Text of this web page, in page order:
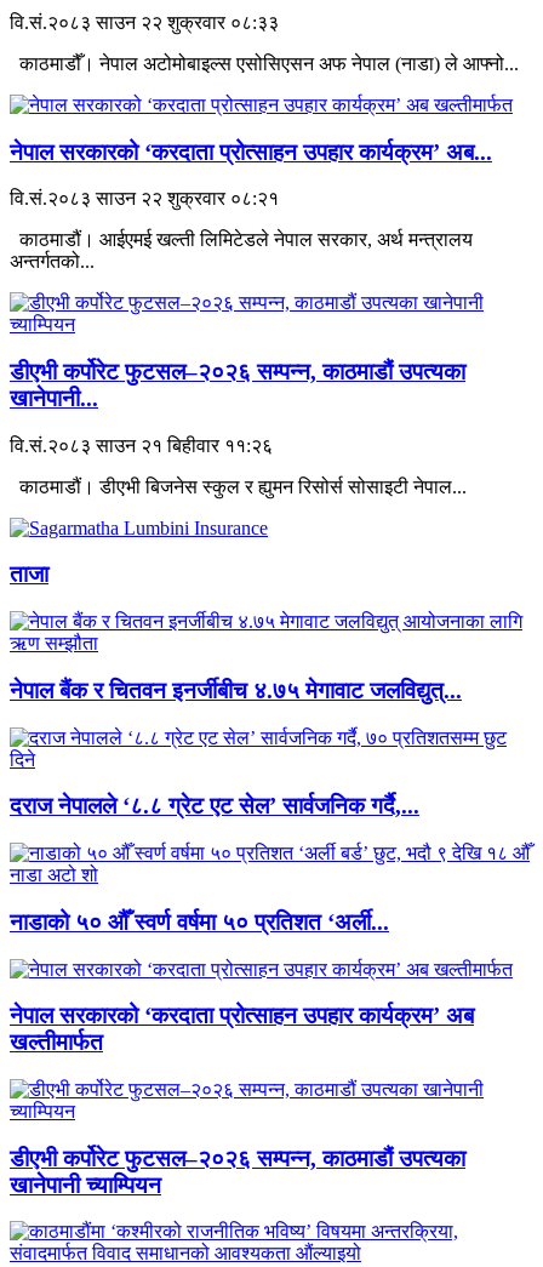
वि.सं.२०८३ साउन २२ शुक्रवार ०८:३३
काठमाडौँ। नेपाल अटोमोबाइल्स एसोसिएसन अफ नेपाल (नाडा) ले आफ्नो...
नेपाल सरकारको ‘करदाता प्रोत्साहन उपहार कार्यक्रम’ अब...
वि.सं.२०८३ साउन २२ शुक्रवार ०८:२१
काठमाडौं। आईएमई खल्ती लिमिटेडले नेपाल सरकार, अर्थ मन्त्रालय
अन्तर्गतको...
डीएभी कर्पोरेट फुटसल–२०२६ सम्पन्न, काठमाडौं उपत्यका
खानेपानी...
वि.सं.२०८३ साउन २१ बिहीवार ११:२६
काठमाडौं। डीएभी बिजनेस स्कुल र ह्युमन रिसोर्स सोसाइटी नेपाल...
ताजा
नेपाल बैंक र चितवन इनर्जीबीच ४.७५ मेगावाट जलविद्युत्...
दराज नेपालले ‘८.८ ग्रेट एट सेल’ सार्वजनिक गर्दै,...
नाडाको ५० औँ स्वर्ण वर्षमा ५० प्रतिशत ‘अर्ली...
नेपाल सरकारको ‘करदाता प्रोत्साहन उपहार कार्यक्रम’ अब
खल्तीमार्फत
डीएभी कर्पोरेट फुटसल–२०२६ सम्पन्न, काठमाडौं उपत्यका
खानेपानी च्याम्पियन